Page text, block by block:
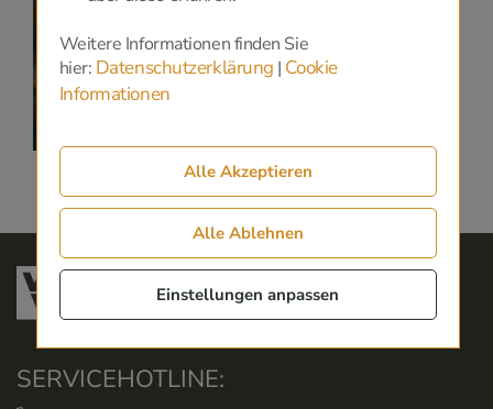
DatenschutzerklärungundCookie-Einstellungen.
SERVICEHOTLINE:
Weitere Informationen finden Sie
hier: Datenschutzerklärung | Cookie
Informationen
Einstellungen anpassen
Alle Ablehnen
Alle Akzeptieren